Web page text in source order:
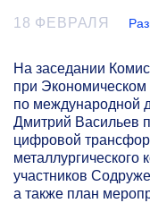
18 ФЕВРАЛЯ
На заседании
при
по
Дмитрий Васильев
цифровой
участников
а также план